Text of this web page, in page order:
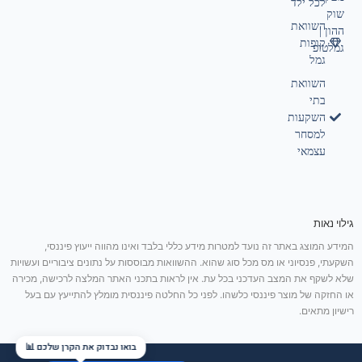
לכל ילד
השוואת
קופות
גמל
השוואת
בתי
השקעות
למסחר
עצמאי
שוק
ההון |
גמלטופ
גילוי נאות
המידע המוצג באתר זה נועד למטרות מידע כללי בלבד ואינו מהווה ייעוץ פיננסי,
השקעתי, פנסיוני או מס מכל סוג שהוא. ההשוואות מבוססות על נתונים ציבוריים ועשויות
שלא לשקף את המצב העדכני בכל עת. אין לראות בתכני האתר המלצה לרכישה, מכירה
או החזקה של מוצר פיננסי כלשהו. לפני כל החלטה פיננסית מומלץ להתייעץ עם בעל
רישיון מתאים.
בואו נבדוק את הקרן שלכם 📊